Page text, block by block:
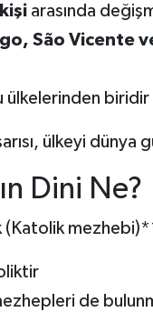
arasında
São Vicente
ülkelerinden biridir
ülkeyi dünya
Dini Ne?
(Katolik
de